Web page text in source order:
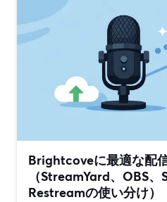
Brightcoveに最適な配
（StreamYard、OBS、
Restreamの使い分け）